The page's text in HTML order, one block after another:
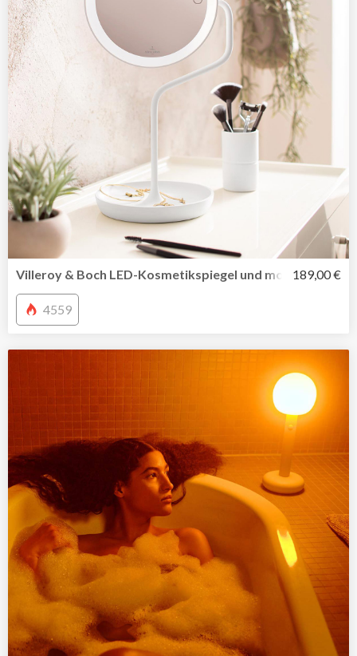
Villeroy & Boch LED-Kosmetikspiegel und mobile189,00 €
4559